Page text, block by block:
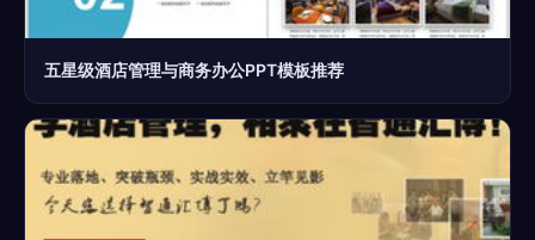
五星级酒店管理与商务办公PPT模板推荐